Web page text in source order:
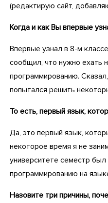
(редактирую сайт,
Когда и как Вы впервые
Впервые узнал в 8-м
сообщил, что нужно ехать
программированию.
попытался решить
То есть, первый язык,
Да, это первый язык,
некоторое время я не
университете семестр
программированию на
Назовите три причины,